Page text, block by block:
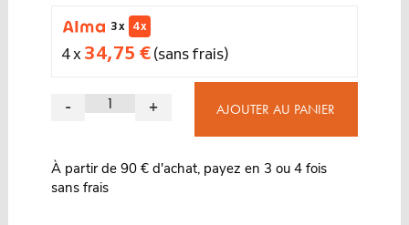
3 x 4 x
4 x 34,75 €(sans frais)
- + AJOUTER AU PANIER
À partir de 90 € d'achat, payez en 3 ou 4 fois
sans frais